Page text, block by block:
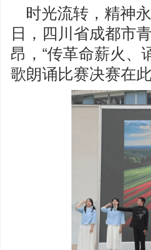
时光流转，精神
日，四川省成都市
昂，“传革命薪火、
歌朗诵比赛决赛在